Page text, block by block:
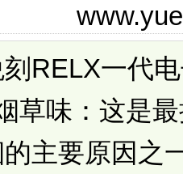
RELX一代
草味：这是
主要原因之